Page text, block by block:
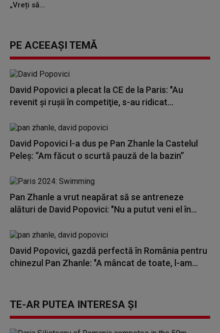
„Vreți să...
PE ACEEAȘI TEMĂ
David Popovici a plecat la CE de la Paris: "Au
revenit şi ruşii în competiţie, s-au ridicat...
David Popovici l-a dus pe Pan Zhanle la Castelul
Peleş: “Am făcut o scurtă pauză de la bazin”
Pan Zhanle a vrut neapărat să se antreneze
alături de David Popovici: "Nu a putut veni el în...
David Popovici, gazdă perfectă în România pentru
chinezul Pan Zhanle: "A mâncat de toate, l-am...
TE-AR PUTEA INTERESA ȘI